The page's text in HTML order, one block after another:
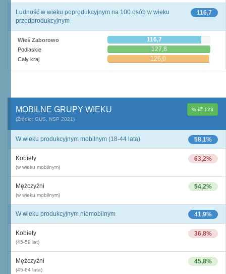
116,7
Ludność w wieku poprodukcyjnym na 100 osób w wieku
przedprodukcyjnym
Wieś Zaborowo 116,7
Podlaskie 127,8
Cały kraj 126,0
% 123
MOBILNE GRUPY WIEKU
(Źródło: GUS, NSP 2021)
58,1%
W wieku produkcyjnym mobilnym (18-44 lata)
63,2%
Kobiety
(w wieku mobilnym)
54,2%
Mężczyźni
(w wieku mobilnym)
41,9%
W wieku produkcyjnym niemobilnym
36,8%
Kobiety
(45-59 lat)
45,8%
Mężczyźni
(45-64 lata)